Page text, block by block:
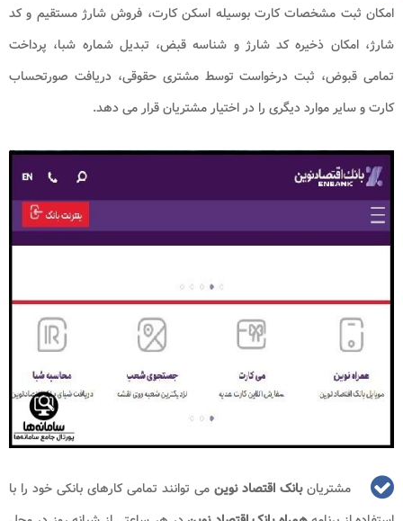
امکان ثبت مشخصات کارت بوسیله اسکن کارت، فروش شارژ مستقیم و کد
شارژ، امکان ذخیره کد شارژ و شناسه قبض، تبدیل شماره شبا، پرداخت
تمامی قبوض، ثبت درخواست توسط مشتری حقوقی، دریافت صورتحساب
کارت و سایر موارد دیگری را در اختیار مشتریان قرار می دهد.
مشتریانبانک اقتصاد نوین می توانند تمامی کارهای بانکی خود را با